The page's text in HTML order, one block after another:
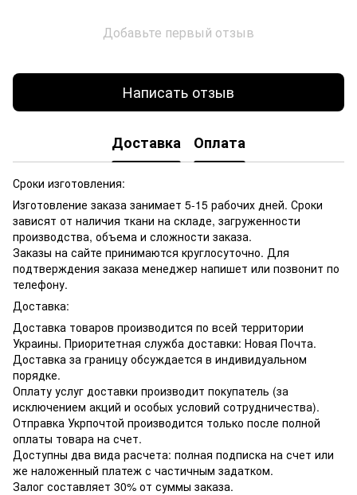
Добавьте первый отзыв
Написать отзыв
Доставка Оплата
Сроки изготовления:
Изготовление заказа занимает 5-15 рабочих дней. Сроки
зависят от наличия ткани на складе, загруженности
производства, объема и сложности заказа.
Заказы на сайте принимаются круглосуточно. Для
подтверждения заказа менеджер напишет или позвонит по
телефону.
Доставка:
Доставка товаров производится по всей территории
Украины. Приоритетная служба доставки: Новая Почта.
Доставка за границу обсуждается в индивидуальном
порядке.
Оплату услуг доставки производит покупатель (за
исключением акций и особых условий сотрудничества).
Отправка Укрпочтой производится только после полной
оплаты товара на счет.
Доступны два вида расчета: полная подписка на счет или
же наложенный платеж с частичным задатком.
Залог составляет 30% от суммы заказа.